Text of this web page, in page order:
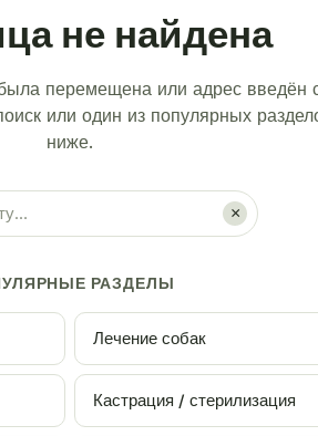
не найдена
перемещена или адрес введён
или один из популярных
ниже.
×
РАЗДЕЛЫ
Лечение собак
Кастрация / стерилизация